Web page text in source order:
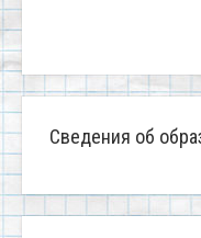
Сведения об